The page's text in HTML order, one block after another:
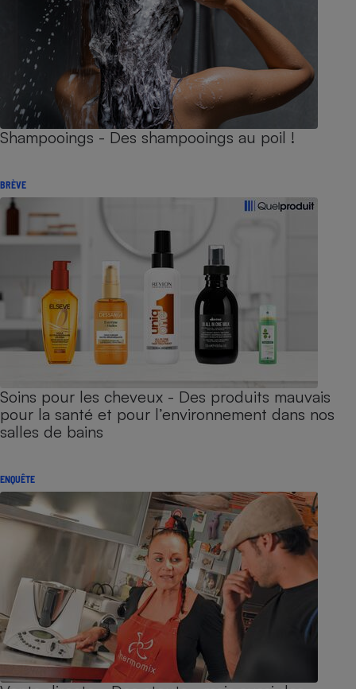
Shampooings - Des shampooings au poil !
BRÈVE
Soins pour les cheveux - Des produits mauvais
pour la santé et pour l’environnement dans nos
salles de bains
ENQUÊTE